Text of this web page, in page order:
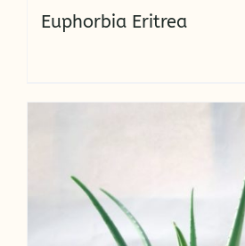
Euphorbia Eritrea